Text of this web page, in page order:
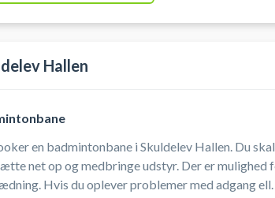
Hallen
en badmintonbane i Skuldelev Hallen. Du skal
net op og medbringe udstyr. Der er mulighed for
problemer med adgang eller